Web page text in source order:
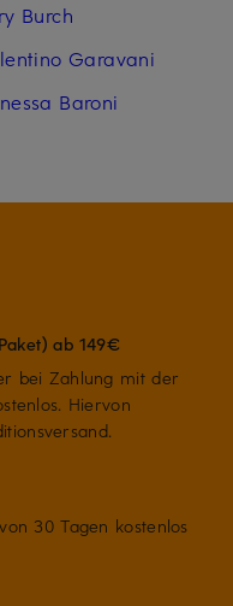
Burch
Garavani
Baroni
ab 149€
bei Zahlung mit der
Hiervon
30 Tagen kostenlos